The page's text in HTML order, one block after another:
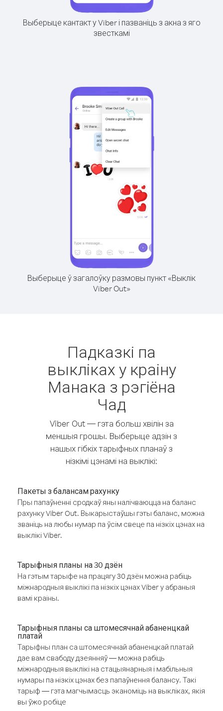
Выберыце кантакт у Viber і пазваніць з акна з яго
звесткамі
Выберыце ў загалоўку размовы пункт «Выклік
Viber Out»
Падказкі па
выкліках у краіну
Манака з рэгіёна
Чад
Viber Out — гэта больш хвілін за
меншыя грошы. Выберыце адзін з
нашых гібкіх тарыфных планаў з
нізкімі цэнамі на выклікі:
Пакеты з балансам рахунку
Пры папаўненні сродкаў яны налічваюцца на баланс
рахунку Viber Out. Выкарыстаўшы гэты баланс, можна
званіць на любы нумар па ўсім свеце па нізкіх цэнах на
выклікі Viber.
Тарыфныя планы на 30 дзён
На гэтым тарыфе на працягу 30 дзён можна рабіць
міжнародныя выклікі па нізкіх цэнах Viber у абраныя
вамі краіны.
Тарыфныя планы са штомесячнай абаненцкай
платай
Тарыфны план са штомесячнай абаненцкай платай
дае вам свабоду дзеянняў — можна рабіць
міжнародныя выклікі на стацыянарныя і мабільныя
нумары па нізкіх цэнах без папаўнення балансу. Такі
тарыф — гэта магчымасць эканоміць на выкліках, якія
вы ўжо робіце